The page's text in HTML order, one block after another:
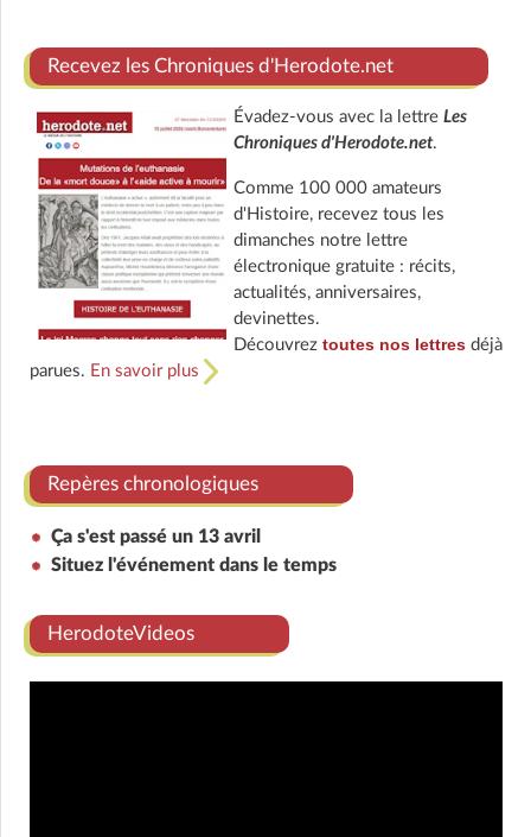
Recevez les Chroniques d'Herodote.net
Évadez-vous avec la lettre Les
Chroniques d'Herodote.net.
Comme 100 000 amateurs
d'Histoire, recevez tous les
dimanches notre lettre
électronique gratuite : récits,
actualités, anniversaires,
devinettes.
Découvrez toutes nos lettresdéjà
parues. En savoir plus
Repères chronologiques
Ça s'est passé un 13 avril
Situez l'événement dans le temps
HerodoteVideos